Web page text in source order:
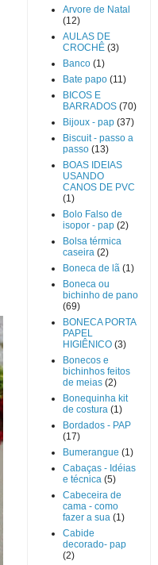
Arvore de Natal
(12)
AULAS DE
CROCHÊ (3)
Banco (1)
Bate papo (11)
BICOS E
BARRADOS (70)
Bijoux - pap (37)
Biscuit - passo a
passo (13)
BOAS IDEIAS
USANDO
CANOS DE PVC
(1)
Bolo Falso de
isopor - pap (2)
Bolsa térmica
caseira (2)
Boneca de lã (1)
Boneca ou
bichinho de pano
(69)
BONECA PORTA
PAPEL
HIGIÊNICO (3)
Bonecos e
bichinhos feitos
de meias (2)
Bonequinha kit
de costura (1)
Bordados - PAP
(17)
Bumerangue (1)
Cabaças - Idéias
e técnica (5)
Cabeceira de
cama - como
fazer a sua (1)
Cabide
decorado- pap
(2)